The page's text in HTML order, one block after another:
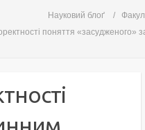
Науковий блоґ
поняття